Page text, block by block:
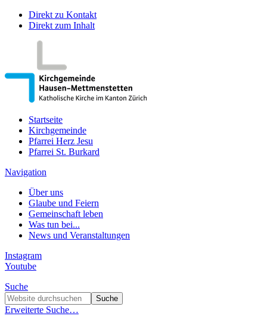
Direkt zu Kontakt
Direkt zum Inhalt
Startseite
Kirchgemeinde
Pfarrei Herz Jesu
Pfarrei St. Burkard
Navigation
Über uns
Glaube und Feiern
Gemeinschaft leben
Was tun bei...
News und Veranstaltungen
Instagram
Youtube
Suche
Erweiterte Suche…